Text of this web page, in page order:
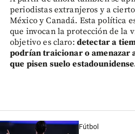
periodistas extranjeros y a
México y Canadá. Esta política
que invocan la protección de la
objetivo es claro: detectar a
podrían traicionar o amenazar
que pisen suelo
Fútbol